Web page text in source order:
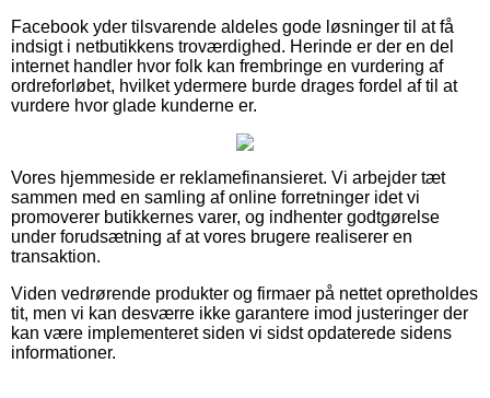
Facebook yder tilsvarende aldeles gode løsninger til at få
indsigt i netbutikkens troværdighed. Herinde er der en del
internet handler hvor folk kan frembringe en vurdering af
ordreforløbet, hvilket ydermere burde drages fordel af til at
vurdere hvor glade kunderne er.
Vores hjemmeside er reklamefinansieret. Vi arbejder tæt
sammen med en samling af online forretninger idet vi
promoverer butikkernes varer, og indhenter godtgørelse
under forudsætning af at vores brugere realiserer en
transaktion.
Viden vedrørende produkter og firmaer på nettet opretholdes
tit, men vi kan desværre ikke garantere imod justeringer der
kan være implementeret siden vi sidst opdaterede sidens
informationer.